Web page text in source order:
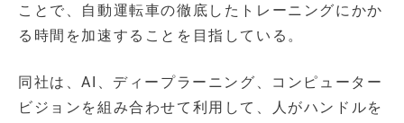
ことで、自動運転車の徹底したトレーニングにかか
る時間を加速することを目指している。
同社は、AI、ディープラーニング、コンピューター
ビジョンを組み合わせて利用して、人がハンドルを